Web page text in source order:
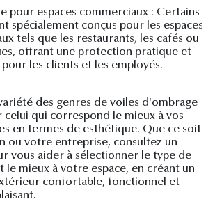
pour espaces commerciaux : Certains
spécialement conçus pour les espaces
tels que les restaurants, les cafés ou
offrant une protection pratique et
les clients et les employés.
des genres de voiles d'ombrage
qui correspond le mieux à vos
en termes de esthétique. Que ce soit
ou votre entreprise, consultez un
vous aider à sélectionner le type de
le mieux à votre espace, en créant un
confortable, fonctionnel et